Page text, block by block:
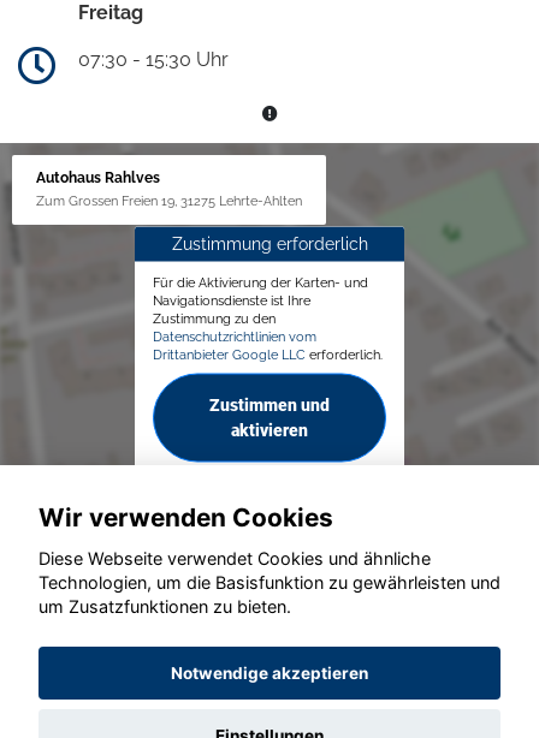
Freitag
07:30 - 15:30 Uhr
Autohaus Rahlves
Zum Grossen Freien 19, 31275 Lehrte-Ahlten
Zustimmung erforderlich
Für die Aktivierung der Karten- und
Navigationsdienste ist Ihre
Zustimmung zu den
Datenschutzrichtlinien vom
Drittanbieter Google LLC erforderlich.
Zustimmen und
aktivieren
© konjunkturmotor.de GmbH 2020 - 2026
Wir verwenden Cookies
Diese Webseite verwendet Cookies und ähnliche
Technologien, um die Basisfunktion zu gewährleisten und
um Zusatzfunktionen zu bieten.
Notwendige akzeptieren